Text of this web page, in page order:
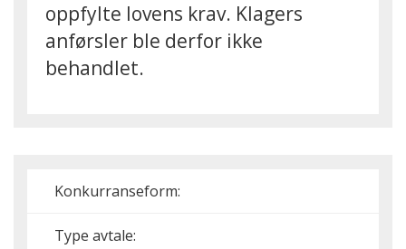
oppfylte lovens krav. Klagers
anførsler ble derfor ikke
behandlet.
Konkurranseform:
Type avtale: